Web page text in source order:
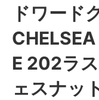
ドワード
E 202ラ
ェスナッ